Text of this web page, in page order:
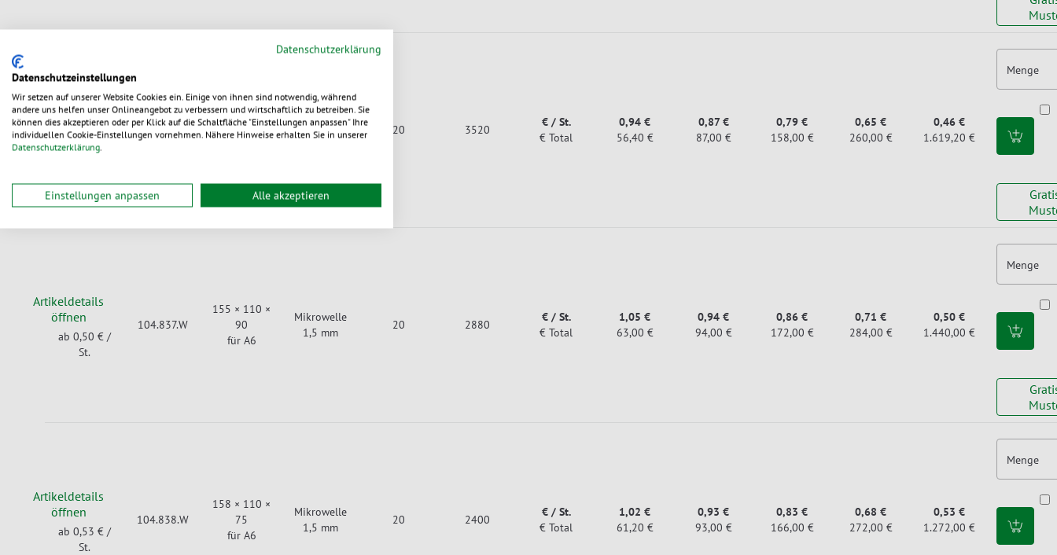
Artikeldetails
öffnen
ab 0,46 €/
104.833.W
145 × 107 ×
60
Mikrowelle
1,5 mm
20 3520
€ / St.
€ Total
0,94 €
56,40 €
0,87 €
87,00 €
0,79 €
158,00 €
0,65 €
260,00 €
0,46 €
1.619,20 €
Menge
Artikeldetails
öffnen
ab 0,50 € /
St.
104.837.W
155 × 110 ×
90
für A6
Mikrowelle
1,5 mm
20 2880
€ / St.
€ Total
1,05 €
63,00 €
0,94 €
94,00 €
0,86 €
172,00 €
0,71 €
284,00 €
0,50 €
1.440,00 €
Menge
Artikeldetails
öffnen
ab 0,53 € /
St.
104.838.W
158 × 110 ×
75
für A6
Mikrowelle
1,5 mm
20 2400
€ / St.
€ Total
1,02 €
61,20 €
0,93 €
93,00 €
0,83 €
166,00 €
0,68 €
272,00 €
0,53 €
1.272,00 €
Menge
Datenschutzerklärung
Datenschutzeinstellungen
Wir setzen auf unserer Website Cookies ein. Einige von ihnen sind notwendig, während
andere uns helfen unser Onlineangebot zu verbessern und wirtschaftlich zu betreiben. Sie
können dies akzeptieren oder per Klick auf die Schaltfläche "Einstellungen anpassen" Ihre
individuellen Cookie-Einstellungen vornehmen. Nähere Hinweise erhalten Sie in unserer
Datenschutzerklärung.
Einstellungen anpassen Alle akzeptieren